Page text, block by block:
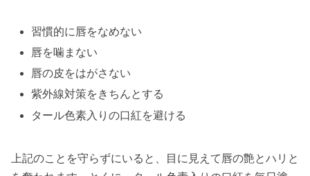
習慣的に唇をなめない
唇を噛まない
唇の皮をはがさない
紫外線対策をきちんとする
タール色素入りの口紅を避ける
上記のことを守らずにいると、目に見えて唇の艶とハリと